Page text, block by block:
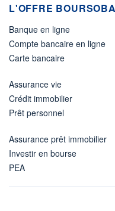
L'OFFRE
Banque en ligne
Compte bancaire en ligne
Carte bancaire
Assurance vie
Crédit immobilier
Prêt personnel
Assurance prêt immobilier
Investir en bourse
PEA